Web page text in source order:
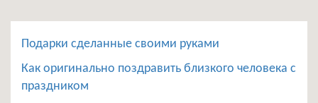
Подарки сделанные своими руками
Как оригинально поздравить близкого человека с
праздником